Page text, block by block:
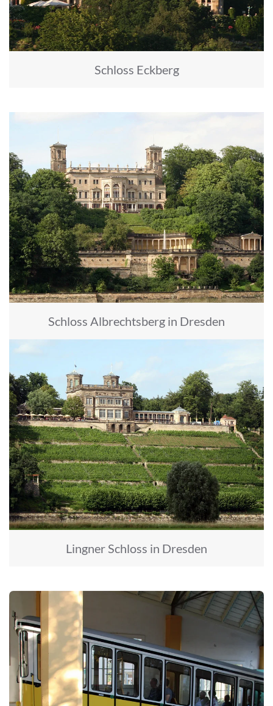
Schloss Eckberg
Schloss Albrechtsberg in Dresden
Lingner Schloss in Dresden